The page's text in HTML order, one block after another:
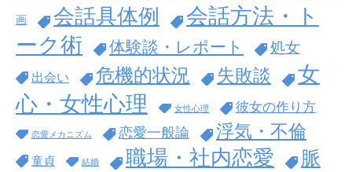
画 会話具体例
会話方法・ト
ーク術
体験談・レポート 処女
出会い 危機的状況 失敗談
女
心・女性心理
女性心理 彼女の作り方
恋愛メカニズム 恋愛一般論 浮気・不倫
童貞 結婚 職場・社内恋愛
脈